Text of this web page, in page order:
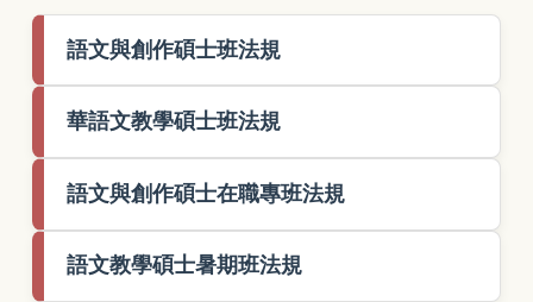
各類獎學金
能力鑑定
語文與創作碩士班法規
華語文教學碩士班法規
語文與創作碩士在職專班法規
語文教學碩士暑期班法規